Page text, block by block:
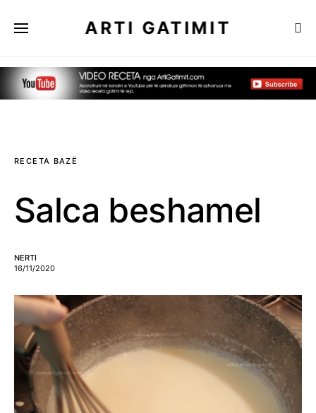
ARTI GATIMIT
RECETA BAZË
Salca beshamel
NERTI
16/11/2020